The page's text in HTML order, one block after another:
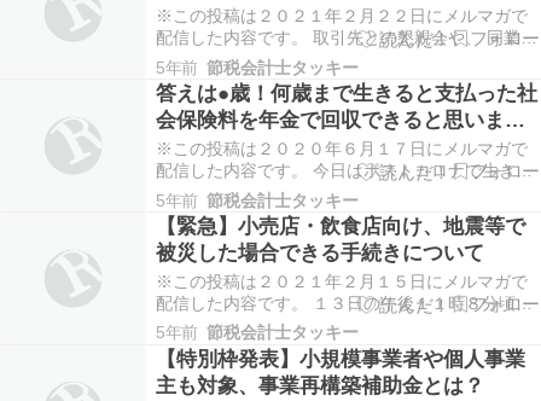
※この投稿は２０２１年２月２２日にメルマガで
配信した内容です。 取引先との懇親会や、 同業者
の飲み会などで 「僕はこんなのも経費に入れてま
すよ〜笑」 なんて聞いたことありませんか？ そし
てさらに、 「１０年以上問題にもなってないで
す」 なんて話を聞いたら、 「えっ、そんなのも経
費…
5年前 節税会計士タッキー
答えは●歳！何歳まで生きると支払った社
会保険料を年金で回収できると思います
か？
※この投稿は２０２０年６月１７日にメルマガで
配信した内容です。 今日はポストコロナで生き残
るために、 やらないといけない対策である、 会社
にお金を残す方法と、 社会保険料の削減について
のお話です。 まず、会社のお金を増やすために
は、 しっかりと売上をあげて、利益を残す必要が
ありま…
5年前 節税会計士タッキー
【緊急】小売店・飲食店向け、地震等で
被災した場合できる手続きについて
※この投稿は２０２１年２月１５日にメルマガで
配信した内容です。 １３日の午後１１時８分頃、
宮城県と福島県で震度６強を 観測する地震があり
ました。 被災された皆様には、 心からお見舞い申
し上げます。 まだまだ余震が続くかもしれない と
のことです。 大変ですが気をつけて過ごしてい
5年前 節税会計士タッキー
【特別枠発表】小規模事業者や個人事業
主も対象、事業再構築補助金とは？